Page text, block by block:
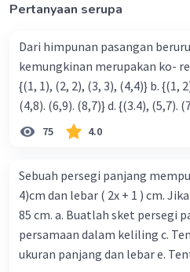
Pertanyaan serupa
Dari himpunan pasangan
kemungkinan merupakan ko- respondensi satu-satu? a.
{(1, 1), (2, 2), (3, 3), (4,4)} b. {(1, 2), (2, 3), (3, 4). (4,5)} c. {(2,7).
(4,8). (6,9). (8,7)} d. {(3.4),
75 4.0
Sebuah persegi panjang
4)cm dan lebar ( 2x + 1 ) cm.
85 cm. a. Buatlah sket persegi
persamaan dalam keliling c.
ukuran panjang dan lebar e.